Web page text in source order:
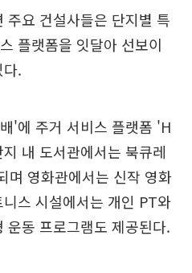
주요 건설사들은 단지별 특
플랫폼을 잇달아 선보이
.
'에 주거 서비스 플랫폼 'H
내 도서관에서는 북큐레
며 영화관에서는 신작 영화
스 시설에서는 개인 PT와
운동 프로그램도 제공된다.